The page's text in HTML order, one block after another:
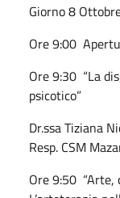
Giorno 8
Ore 9:00
Ore 9:30 “La
psicotico”
Dr.ssa Tiziana
Resp. CSM
Ore 9:50 “Arte,